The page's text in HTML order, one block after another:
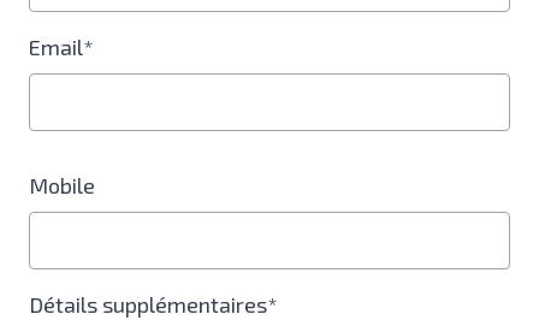
Email*
Mobile
Détails supplémentaires*